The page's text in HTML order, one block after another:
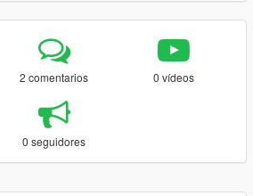
2 comentarios 0 vídeos
0 seguidores